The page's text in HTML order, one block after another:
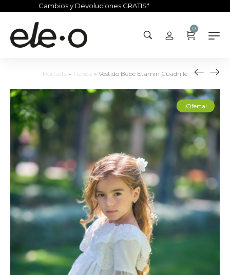
Cambios y Devoluciones GRATIS*
0
Portada » Tienda » Vestido Bebé Etamin Cuadrille
¡Oferta!